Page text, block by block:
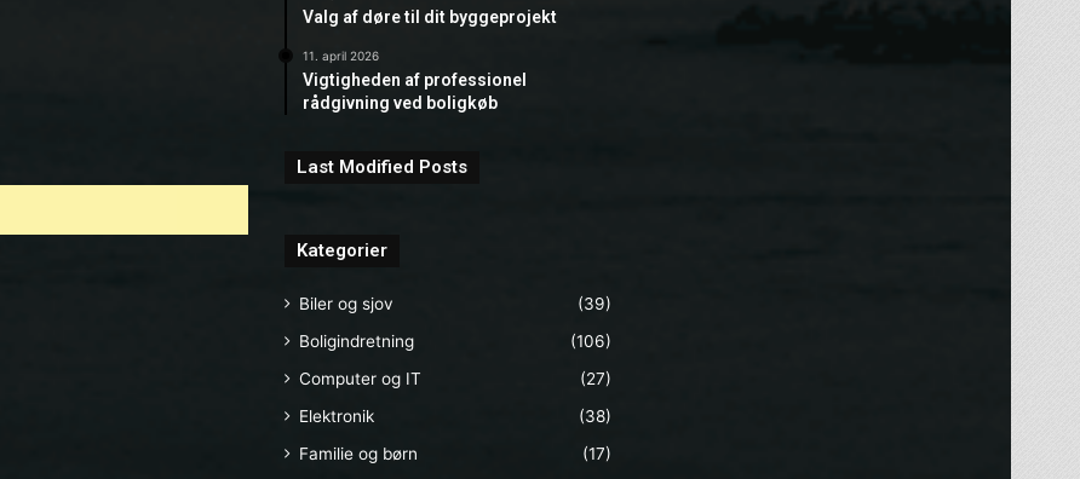
Valg af døre til dit byggeprojekt
11. april 2026
Vigtigheden af professionel
rådgivning ved boligkøb
Last Modified Posts
Kategorier
Biler og sjov
(39)
Boligindretning
(106)
Computer og IT
(27)
Elektronik
(38)
Familie og børn
(17)